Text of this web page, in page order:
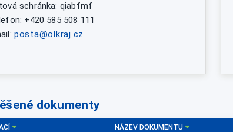
schránka: qiabfmf
+420 585 508 111
posta@olkraj.cz
dokumenty
NÁZEV DOKUMENTU